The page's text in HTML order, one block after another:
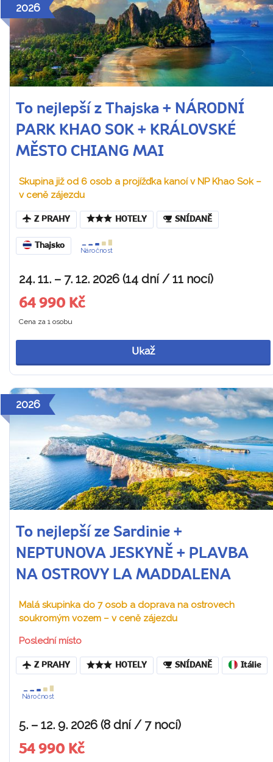
2026
To nejlepší z Thajska + NÁRODNÍ
PARK KHAO SOK + KRÁLOVSKÉ
MĚSTO CHIANG MAI
Skupina již od 6 osob a projížďka kanoí v NP Khao Sok –
v ceně zájezdu
Z PRAHY HOTELY SNÍDANĚ
Thajsko
Náročnost
24. 11. – 7. 12. 2026 (14 dní / 11 nocí)
64 990 Kč
Cena za 1 osobu
Ukaž
2026
To nejlepší ze Sardinie +
NEPTUNOVA JESKYNĚ + PLAVBA
NA OSTROVY LA MADDALENA
Malá skupinka do 7 osob a doprava na ostrovech
soukromým vozem – v ceně zájezdu
Poslední místo
Z PRAHY HOTELY SNÍDANĚ Itálie
Náročnost
5. – 12. 9. 2026 (8 dní / 7 nocí)
54 990 Kč